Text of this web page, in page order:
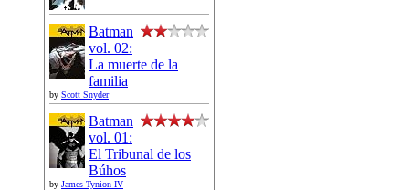
Batman
vol. 02:
La muerte de la
familia
by Scott Snyder
Batman
vol. 01:
El Tribunal de los
Búhos
by James Tynion IV